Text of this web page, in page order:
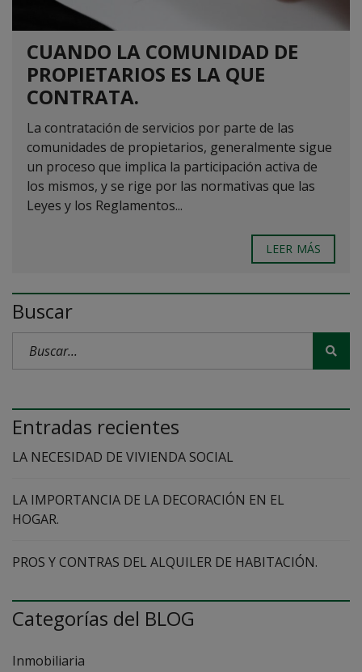
CUANDO LA COMUNIDAD DE
PROPIETARIOS ES LA QUE
CONTRATA.
La contratación de servicios por parte de las
comunidades de propietarios, generalmente sigue
un proceso que implica la participación activa de
los mismos, y se rige por las normativas que las
Leyes y los Reglamentos...
LEER MÁS
Buscar
Entradas recientes
LA NECESIDAD DE VIVIENDA SOCIAL
LA IMPORTANCIA DE LA DECORACIÓN EN EL
HOGAR.
PROS Y CONTRAS DEL ALQUILER DE HABITACIÓN.
Categorías del BLOG
Inmobiliaria